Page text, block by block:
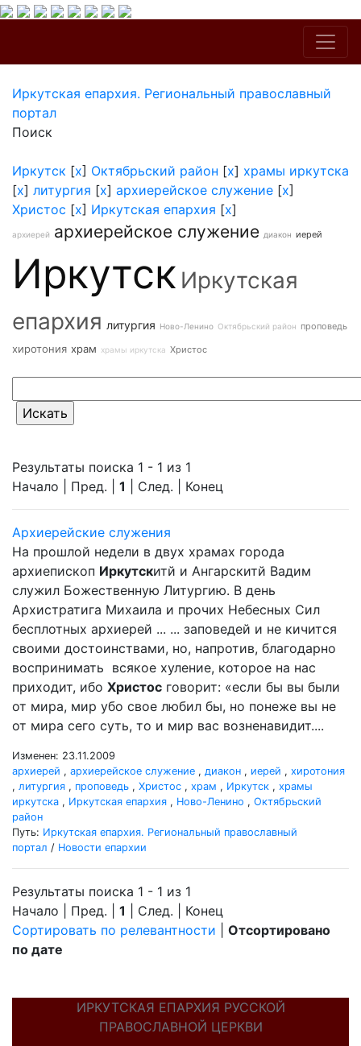
Иркутская епархия. Региональный православный
портал
Поиск
Иркутск [x] Октябрьский район [x] храмы иркутска
[x] литургия [x] архиерейское служение [x]
Христос [x] Иркутская епархия [x]
архиерей архиерейское служение диакон иерей
Иркутск Иркутская
епархия литургия Ново-Ленино Октябрьский район проповедь
хиротония храм храмы иркутска Христос
Результаты поиска 1 - 1 из 1
Начало | Пред. | 1 | След. | Конец
Архиерейские служения
На прошлой недели в двух храмах города
архиепископ Иркутскитй и Ангарскитй Вадим
служил Божественную Литургию. В день
Архистратига Михаила и прочих Небесных Сил
бесплотных архиерей ... ... заповедей и не кичится
своими достоинствами, но, напротив, благодарно
воспринимать всякое хуление, которое на нас
приходит, ибо Христос говорит: «если бы вы были
от мира, мир убо свое любил бы, но понеже вы не
от мира сего суть, то и мир вас возненавидит....
Изменен: 23.11.2009
архиерей , архиерейское служение , диакон , иерей , хиротония
, литургия , проповедь , Христос , храм , Иркутск , храмы
иркутска , Иркутская епархия , Ново-Ленино , Октябрьский
район
Путь: Иркутская епархия. Региональный православный
портал / Новости епархии
Результаты поиска 1 - 1 из 1
Начало | Пред. | 1 | След. | Конец
Сортировать по релевантности
Отсортировано
по дате
ИРКУТСКАЯ ЕПАРХИЯ РУССКОЙ
ПРАВОСЛАВНОЙ ЦЕРКВИ